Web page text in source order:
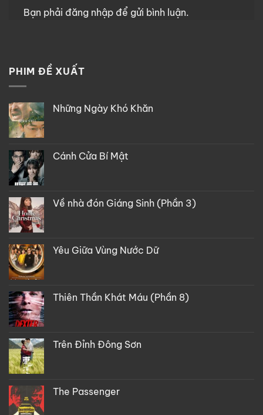
Bạn phải đăng nhập để gửi bình luận.
PHIM ĐỀ XUẤT
Những Ngày Khó Khăn
Cánh Cửa Bí Mật
Về nhà đón Giáng Sinh (Phần 3)
Yêu Giữa Vùng Nước Dữ
Thiên Thần Khát Máu (Phần 8)
Trên Đỉnh Đông Sơn
The Passenger